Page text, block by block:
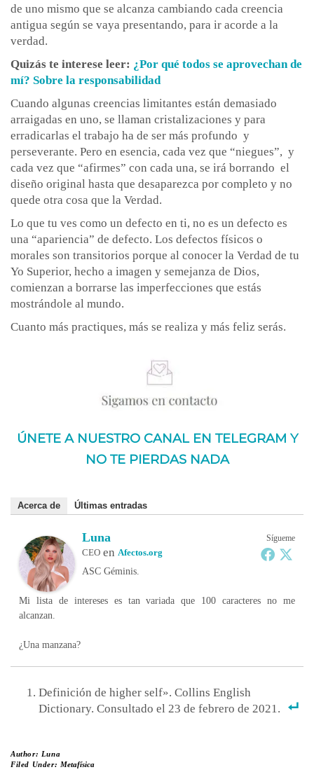
de uno mismo que se alcanza cambiando cada creencia
antigua según se vaya presentando, para ir acorde a la
verdad.
Quizás te interese leer: ¿Por qué todos se aprovechan de
mí? Sobre la responsabilidad
Cuando algunas creencias limitantes están demasiado
arraigadas en uno, se llaman cristalizaciones y para
erradicarlas el trabajo ha de ser más profundo y
perseverante. Pero en esencia, cada vez que “niegues”, y
cada vez que “afirmes” con cada una, se irá borrando el
diseño original hasta que desaparezca por completo y no
quede otra cosa que la Verdad.
Lo que tu ves como un defecto en ti, no es un defecto es
una “apariencia” de defecto. Los defectos físicos o
morales son transitorios porque al conocer la Verdad de tu
Yo Superior, hecho a imagen y semejanza de Dios,
comienzan a borrarse las imperfecciones que estás
mostrándole al mundo.
Cuanto más practiques, más se realiza y más feliz serás.
ÚNETE A NUESTRO CANAL EN TELEGRAM Y
NO TE PIERDAS NADA
Acerca de Últimas entradas
Sígueme
Luna
CEO en Afectos.org
ASC Géminis.
Mi lista de intereses es tan variada que 100 caracteres no me
alcanzan.
¿Una manzana?
Definición de higher self». Collins English
Dictionary. Consultado el 23 de febrero de 2021.
Author: Luna
Filed Under: Metafísica